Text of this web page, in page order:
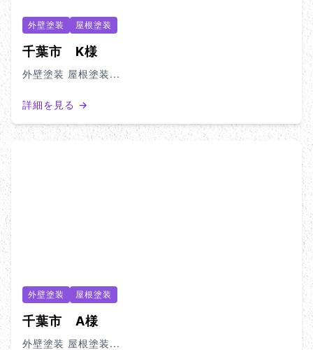
外壁塗装 屋根塗装
千葉市 K様
外壁塗装 屋根塗装...
詳細を見る →
外壁塗装 屋根塗装
千葉市 A様
外壁塗装 屋根塗装...